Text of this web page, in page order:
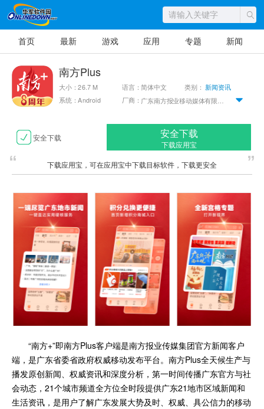
首页 最新 游戏 应用 专题 新闻
南方Plus
大小：26.7 M 语言：简体中文 类别： 新闻资讯
系统：Android
厂商：
安全下载 安全下载
下载应用宝
下载应用宝，可在应用宝中下载目标软件，下载更安全
“南方+”即南方Plus客户端是南方报业传媒集团官方新闻客户
端，是广东省委省政府权威移动发布平台。南方Plus全天候生产与
播发原创新闻、权威资讯和深度分析，第一时间传播广东官方与社
会动态，21个城市频道全方位全时段提供广东21地市区域新闻和
生活资讯，是用户了解广东发展大势及时、权威、具公信力的移动